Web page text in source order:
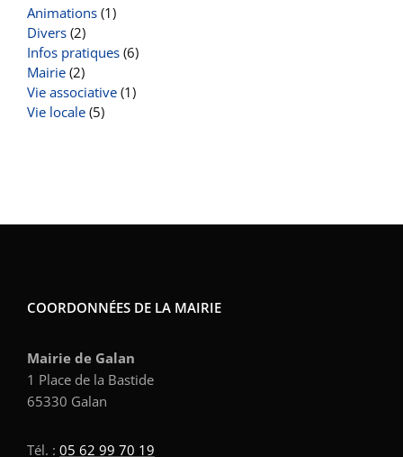
Animations (1)
Divers (2)
Infos pratiques (6)
Mairie (2)
Vie associative (1)
Vie locale (5)
COORDONNÉES DE LA MAIRIE
Mairie de Galan
1 Place de la Bastide
65330 Galan
Tél. : 05 62 99 70 19